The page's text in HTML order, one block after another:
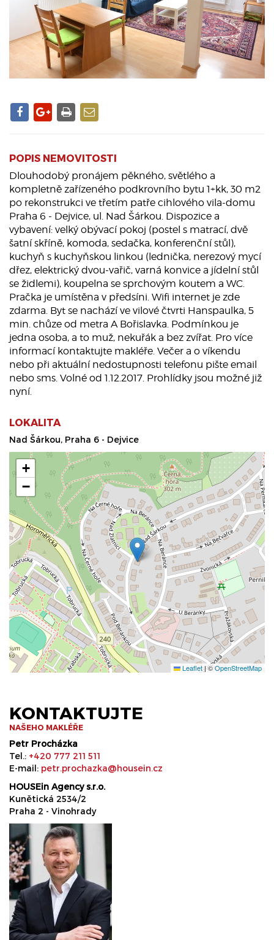
POPIS NEMOVITOSTI
Dlouhodobý pronájem pěkného, světlého a
kompletně zařízeného podkrovního bytu 1+kk, 30 m2
po rekonstrukci ve třetím patře cihlového vila-domu
Praha 6 - Dejvice, ul. Nad Šárkou. Dispozice a
vybavení: velký obývací pokoj (postel s matrací, dvě
šatní skříně, komoda, sedačka, konferenční stůl),
kuchyň s kuchyňskou linkou (lednička, nerezový mycí
dřez, elektrický dvou-vařič, varná konvice a jídelní stůl
se židlemi), koupelna se sprchovým koutem a WC.
Pračka je umístěna v předsíni. Wifi internet je zde
zdarma. Byt se nachází ve vilové čtvrti Hanspaulka, 5
min. chůze od metra A Bořislavka. Podmínkou je
jedna osoba, a to muž, nekuřák a bez zvířat. Pro více
informací kontaktujte makléře. Večer a o víkendu
nebo při aktuální nedostupnosti telefonu pište email
nebo sms. Volné od 1.12.2017. Prohlídky jsou možné již
nyní.
LOKALITA
Nad Šárkou, Praha 6 - Dejvice
+
−
Leaflet|©OpenStreetMap
KONTAKTUJTE
NAŠEHO MAKLÉŘE
Petr Procházka
Tel.: +420 777 211 511
E-mail: petr.prochazka@housein.cz
HOUSEin Agency s.r.o.
Kunětická 2534/2
Praha 2 - Vinohrady